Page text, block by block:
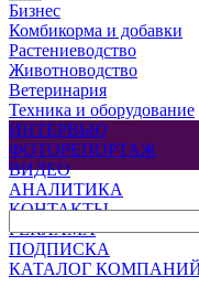
Бизнес
Комбикорма и добавки
Растениеводство
Животноводство
Ветеринария
Техника и оборудование
ИНТЕРВЬЮ
ФОТОРЕПОРТАЖ
ВИДЕО
АНАЛИТИКА
КОНТАКТЫ
РЕКЛАМА
ПОДПИСКА
КАТАЛОГ